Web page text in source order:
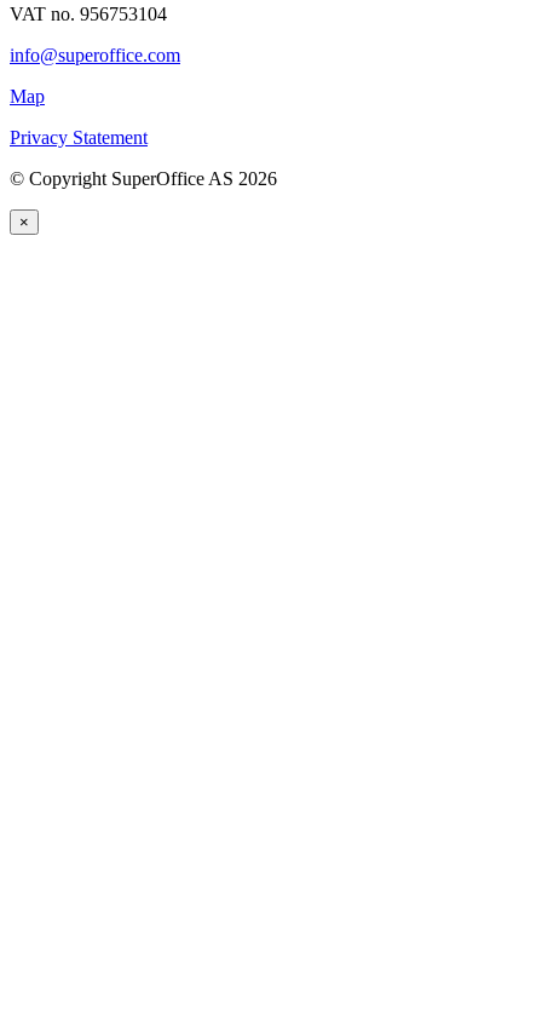
VAT no. 956753104
info@superoffice.com
Map
Privacy Statement
© Copyright SuperOffice AS 2026
×